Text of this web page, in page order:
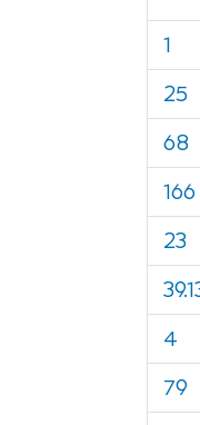
1
25
68
166
23
4
79